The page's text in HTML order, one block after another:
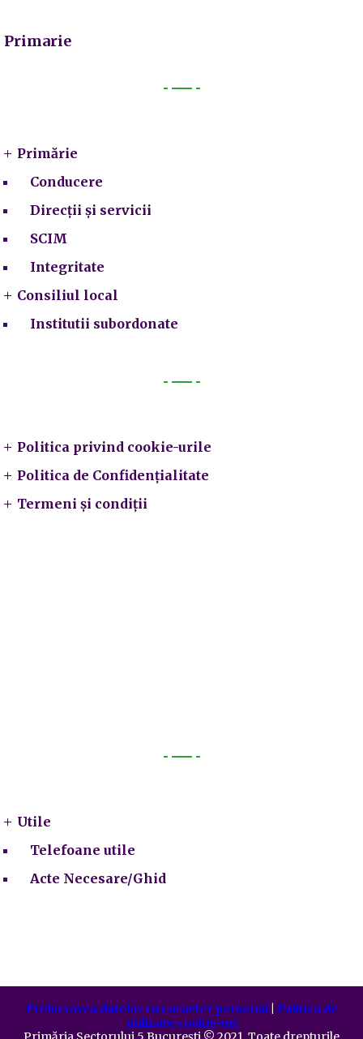
Primarie
Primărie
Conducere
Direcții și servicii
SCIM
Integritate
Consiliul local
Institutii subordonate
Politica privind cookie-urile
Politica de Confidențialitate
Termeni și condiții
Utile
Telefoane utile
Acte Necesare/Ghid
Prelucrarea datelor cu caracter personal| Politica de
utilizare cookie-uri